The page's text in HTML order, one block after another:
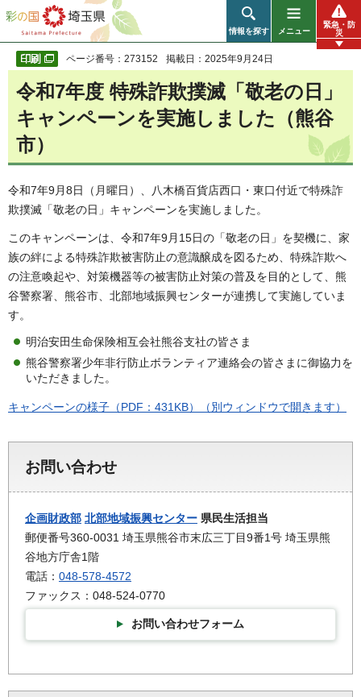
彩の国 埼玉県
情報を探す メニュー
緊急・防
災
ページ番号：273152 掲載日：2025年9月24日
令和7年度 特殊詐欺撲滅「敬老の日」
キャンペーンを実施しました（熊谷
市）
令和7年9月8日（月曜日）、八木橋百貨店西口・東口付近で特殊詐
欺撲滅「敬老の日」キャンペーンを実施しました。
このキャンペーンは、令和7年9月15日の「敬老の日」を契機に、家
族の絆による特殊詐欺被害防止の意識醸成を図るため、特殊詐欺へ
の注意喚起や、対策機器等の被害防止対策の普及を目的として、熊
谷警察署、熊谷市、北部地域振興センターが連携して実施していま
す。
明治安田生命保険相互会社熊谷支社の皆さま
熊谷警察署少年非行防止ボランティア連絡会の皆さまに御協力を
いただきました。
キャンペーンの様子（PDF：431KB）（別ウィンドウで開きます）
お問い合わせ
企画財政部 北部地域振興センター 県民生活担当
郵便番号360-0031 埼玉県熊谷市末広三丁目9番1号 埼玉県熊
谷地方庁舎1階
電話： 048-578-4572
ファックス：048-524-0770
お問い合わせフォーム